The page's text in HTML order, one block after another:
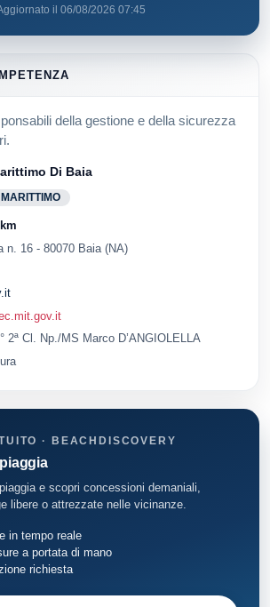
il 06/08/2026 07:45
della gestione e della sicurezza
Di Baia
n. 16 - 80070 Baia (NA)
2ª Cl. Np./MS Marco D’ANGIOLELLA
· BEACHDISCOVERY
e scopri concessioni demaniali,
libere o attrezzate nelle vicinanze.
in tempo reale
a portata di mano
richiesta